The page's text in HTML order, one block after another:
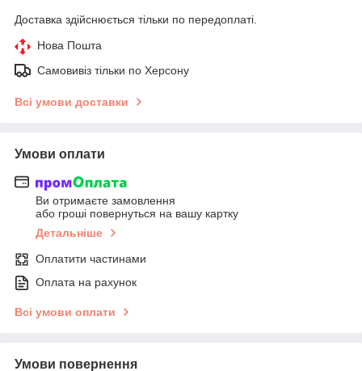
Доставка здійснюється тільки по передоплаті.
Нова Пошта
Самовивіз тільки по Херсону
Всі умови доставки
Умови оплати
Ви отримаєте замовлення
або гроші повернуться на вашу картку
Детальніше
Оплатити частинами
Оплата на рахунок
Всі умови оплати
Умови повернення